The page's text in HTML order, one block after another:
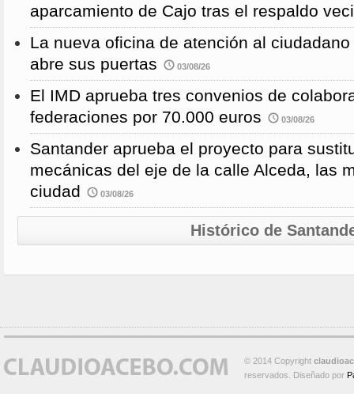
aparcamiento de Cajo tras el respaldo
La nueva oficina de atención al
abre sus puertas
03/08/26
El IMD aprueba tres convenios de
federaciones por 70.000 euros
03/08/26
Santander aprueba el proyecto para
mecánicas del eje de la calle Alceda, las
ciudad
03/08/26
Histórico de
© 2014 Copyright
reservados. Diseñado por